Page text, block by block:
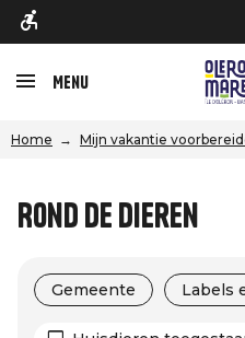
Menu
Home Mijn vakantie
Rond de dieren
Gemeente Labels